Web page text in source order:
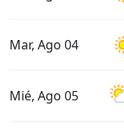
Mar, Ago 04
Mié, Ago 05